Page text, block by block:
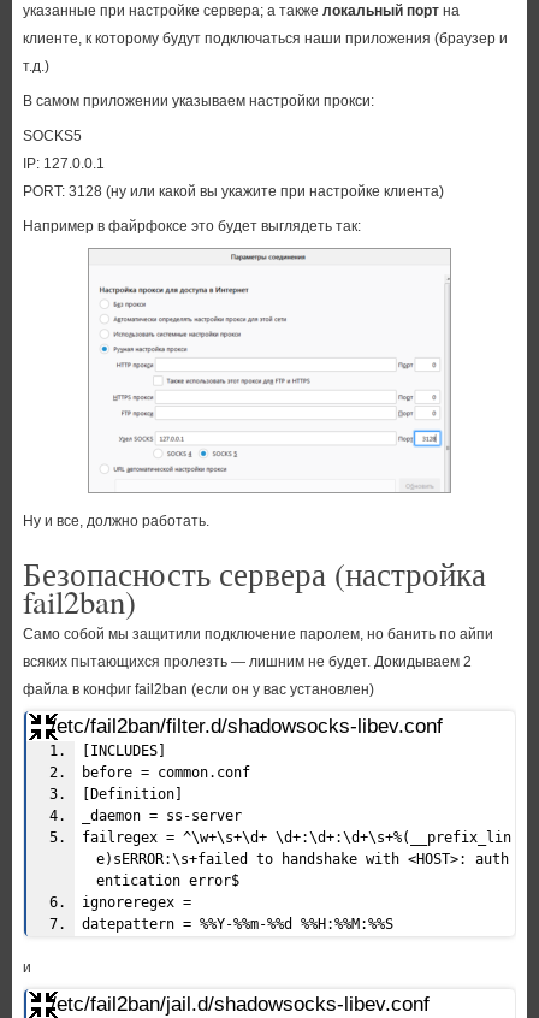
указанные при настройке сервера; а также локальный портна
клиенте, к которому будут подключаться наши приложения (браузер и
т.д.)
В самом приложении указываем настройки прокси:
SOCKS5
IP: 127.0.0.1
PORT: 3128 (ну или какой вы укажите при настройке клиента)
Например в файрфоксе это будет выглядеть так:
Ну и все, должно работать.
Безопасность сервера (настройка
fail2ban)
Само собой мы защитили подключение паролем, но банить по айпи
всяких пытающихся пролезть — лишним не будет. Докидываем 2
файла в конфиг fail2ban (если он у вас установлен)
/etc/fail2ban/filter.d/shadowsocks-libev.conf
[INCLUDES]
before = common.conf
[Definition]
_daemon = ss-server
failregex = ^\w+\s+\d+ \d+:\d+:\d+\s+%(__prefix_lin
e)sERROR:\s+failed to handshake with <HOST>: auth
entication error$
ignoreregex =
datepattern = %%Y-%%m-%%d %%H:%%M:%%S
и
/etc/fail2ban/jail.d/shadowsocks-libev.conf